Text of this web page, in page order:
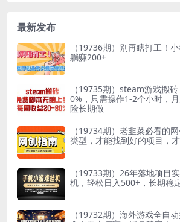
最新发布
（19736期）别再瞎打工！
躺赚200+
（19735期）steam游戏搬
0%，只需操作1-2个小时，
险长期做
（19734期）老韭菜必看的
类型，才能找到好的项目，
（19733期）26年落地项目
机，轻松日入500+，长期稳
（19732期）海外游戏全自